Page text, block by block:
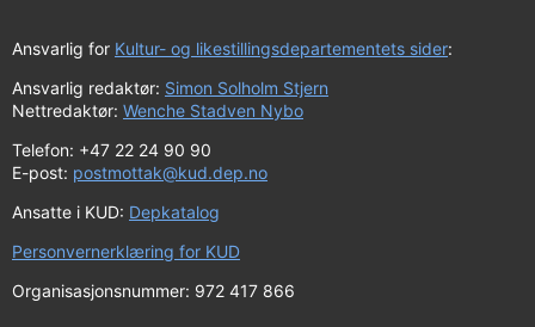
Ansvarlig for Kultur- og likestillingsdepartementets sider:
Ansvarlig redaktør: Simon Solholm Stjern
Nettredaktør: Wenche Stadven Nybo
Telefon: +47 22 24 90 90
E-post: postmottak@kud.dep.no
Ansatte i KUD: Depkatalog
Personvernerklæring for KUD
Organisasjonsnummer: 972 417 866